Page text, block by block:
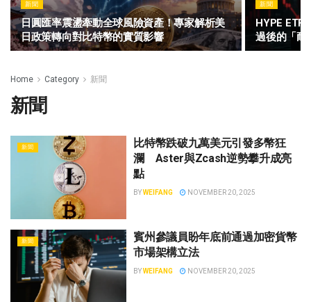
新聞
日圓匯率震盪牽動全球風險資產！專家解析美
日政策轉向對比特幣的實質影響
新聞
HYPE ETF
過後的「耐
Home Category 新聞
新聞
新聞
比特幣跌破九萬美元引發多幣狂
瀾 Aster與Zcash逆勢攀升成亮
點
BYWEIFANG NOVEMBER 20, 2025
新聞
賓州參議員盼年底前通過加密貨幣
市場架構立法
BYWEIFANG NOVEMBER 20, 2025